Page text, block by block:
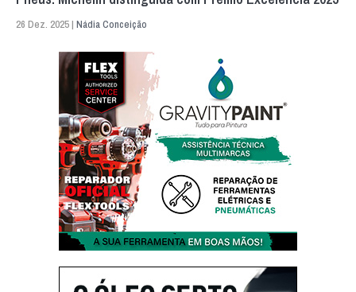
26 Dez. 2025 | Nádia Conceição